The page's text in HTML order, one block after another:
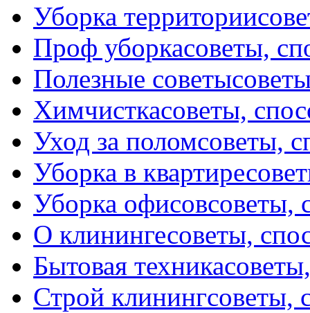
Уборка территории
Проф уборкасоветы,
Полезные советы
Химчисткасоветы,
Уход за поломсоветы,
Уборка в квартире
Уборка офисовсоветы,
О клинингесоветы,
Бытовая техника
Строй клинингсоветы,